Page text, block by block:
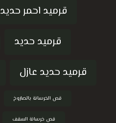
قرميد احمر حديد
قرميد حديد
قرميد حديد عازل
قص الخرسانة بالصاروخ
قص خرسانة السقف